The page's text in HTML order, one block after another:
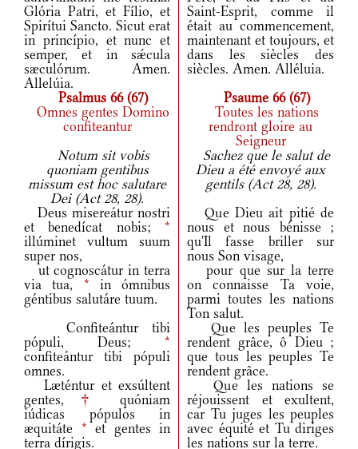
Glória Patri, et Fílio, et
Spirítui Sancto. Sicut erat
in princípio, et nunc et
semper, et in sǽcula
sæculórum. Amen.
Allelúia.
Saint-Esprit, comme il
était au commencement,
maintenant et toujours, et
dans les siècles des
siècles. Amen. Alléluia.
Psalmus 66 (67)
Psaume 66 (67)
Omnes gentes Domino
confiteantur
Toutes les nations
rendront gloire au
Seigneur
Notum sit vobis
quoniam gentibus
missum est hoc salutare
Dei (Act 28, 28).
Sachez que le salut de
Dieu a été envoyé aux
gentils (Act 28, 28).
Deus misereátur nostri
et benedícat nobis; *
illúminet vultum suum
super nos,
Que Dieu ait pitié de
nous et nous bénisse ;
qu'Il fasse briller sur
nous Son visage,
ut cognoscátur in terra
via tua, * in ómnibus
géntibus salutáre tuum.
pour que sur la terre
on connaisse Ta voie,
parmi toutes les nations
Ton salut.
Confiteántur tibi
pópuli, Deus; *
confiteántur tibi pópuli
omnes.
Que les peuples Te
rendent grâce, ô Dieu ;
que tous les peuples Te
rendent grâce.
Læténtur et exsúltent
gentes, †
quóniam
iúdicas pópulos in
æquitáte * et gentes in
terra dírigis.
Que les nations se
réjouissent et exultent,
car Tu juges les peuples
avec équité et Tu diriges
les nations sur la terre.